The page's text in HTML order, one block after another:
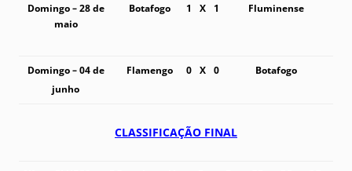
Domingo – 28 de
maio
Botafogo 1 X 1 Fluminense
Domingo – 04 de
junho
Flamengo 0 X 0 Botafogo
CLASSIFICAÇÃO FINAL